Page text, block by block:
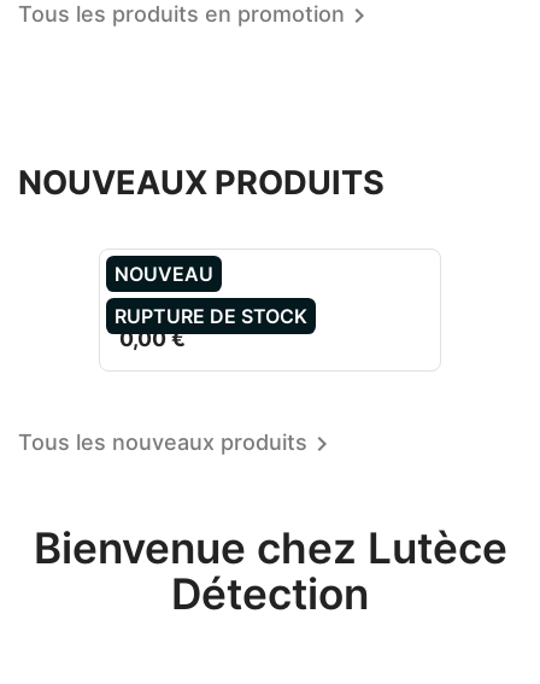
Bienvenue chez Lutèce
Détection
Tous les produits en promotion 
NOUVEAUX PRODUITS
0,00 €
NOUVEAU
RUPTURE DE STOCK
Tous les nouveaux produits 